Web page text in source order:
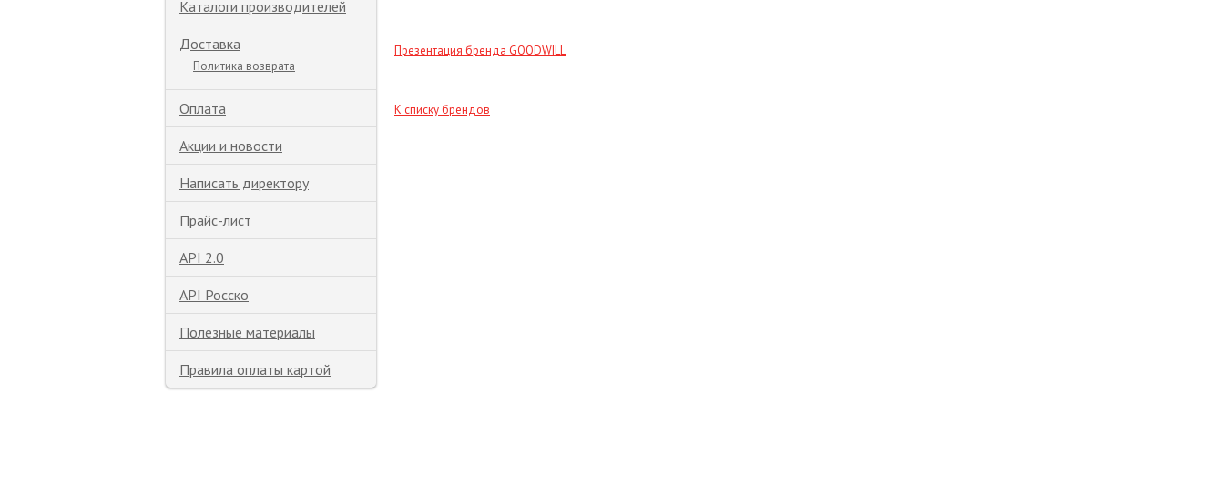
Каталоги производителей
Доставка
Политика возврата
Оплата
Акции и новости
Написать директору
Прайс-лист
API 2.0
API Росско
Полезные материалы
Правила оплаты картой
Презентация бренда GOODWILL
К списку брендов